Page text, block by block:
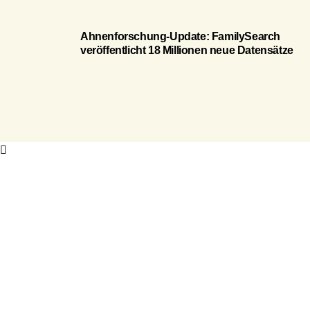
Ahnenforschung-Update: FamilySearch
veröffentlicht 18 Millionen neue Datensätze